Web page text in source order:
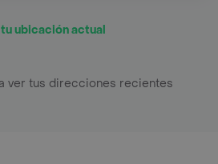
tu ubicación actual
ver tus direcciones recientes